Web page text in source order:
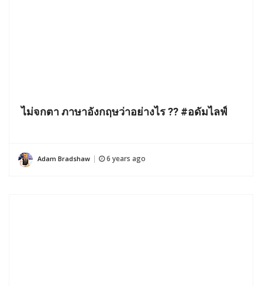
ไม่จกตา ภาษาอังกฤษว่าอย่างไร ?? #อดัมไลฟ์
Adam Bradshaw 6 years ago